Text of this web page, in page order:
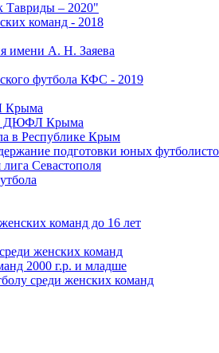
Тавриды – 2020"
команд - 2018
имени А. Н. Заяева
футбола КФС - 2019
Крыма
ДЮФЛ Крыма
в Республике Крым
подготовки юных
Севастополя
команд до 16 лет
женских команд
2000 г.р. и младше
среди женских команд